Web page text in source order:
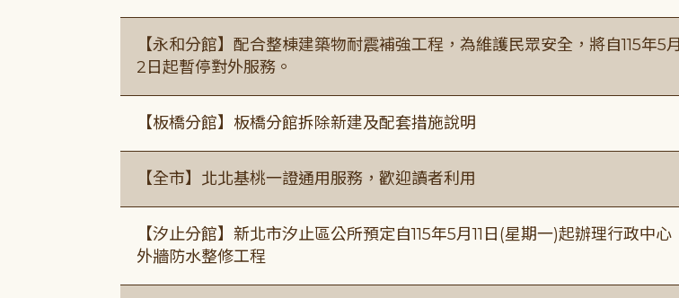
【永和分館】配合整棟建築物耐震補強工程，為維護民眾安全，將自115年5月
2日起暫停對外服務。
【板橋分館】板橋分館拆除新建及配套措施說明
【全市】北北基桃一證通用服務，歡迎讀者利用
【汐止分館】新北市汐止區公所預定自115年5月11日(星期一)起辦理行政中心
外牆防水整修工程